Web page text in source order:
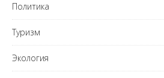
Политика
Туризм
Экология